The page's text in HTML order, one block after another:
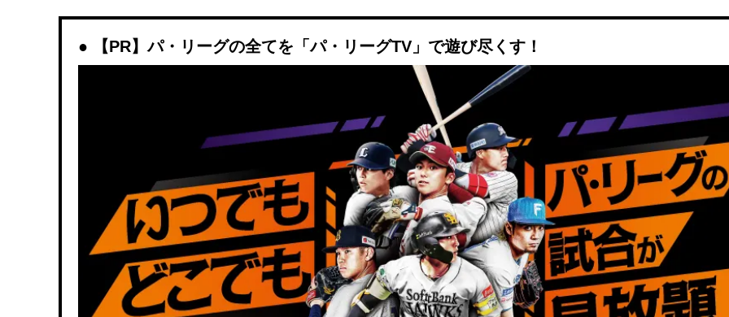
【PR】パ・リーグの全てを「パ・リーグTV」で遊び尽くす！